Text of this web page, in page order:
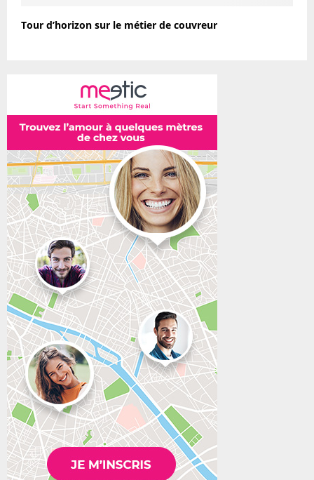
Tour d’horizon sur le métier de couvreur